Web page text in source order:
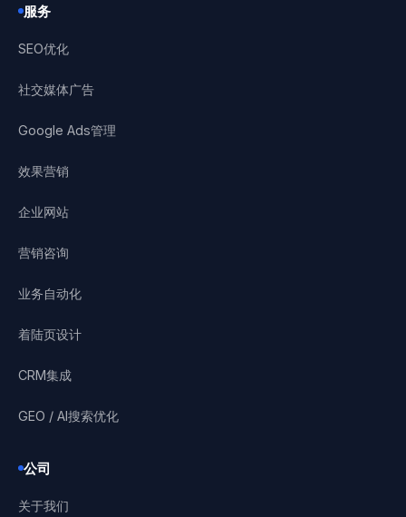
服务
SEO优化
社交媒体广告
Google Ads管理
效果营销
企业网站
营销咨询
业务自动化
着陆页设计
CRM集成
GEO / AI搜索优化
公司
关于我们